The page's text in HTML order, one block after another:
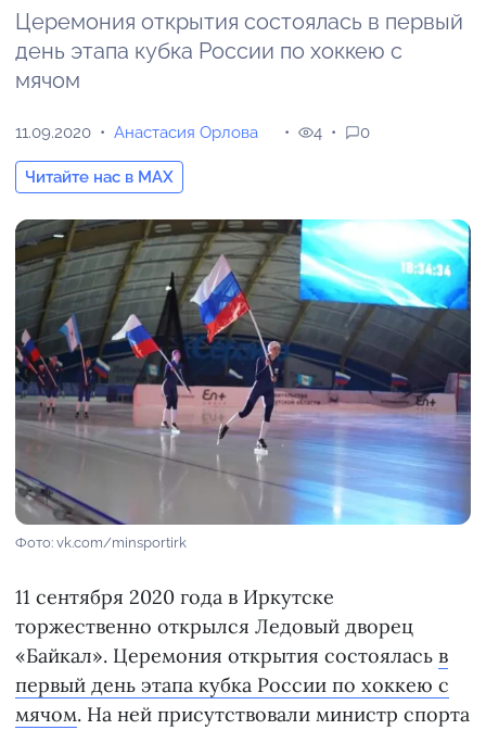
Церемония открытия состоялась в первый
день этапа кубка России по хоккею с
мячом
11.09.2020 Анастасия Орлова
Читайте нас в MAX
4 0
Фото: vk.com/minsportirk
11 сентября 2020 года в Иркутске
торжественно открылся Ледовый дворец
«Байкал». Церемония открытия состоялась в
первый день этапа кубка России по хоккею с
мячом. На ней присутствовали министр спорта